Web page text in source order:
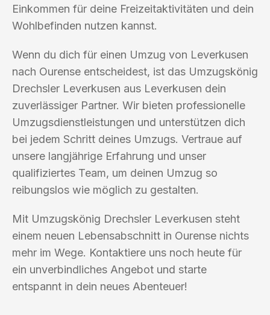
Einkommen für deine Freizeitaktivitäten und dein
Wohlbefinden nutzen kannst.
Wenn du dich für einen Umzug von Leverkusen
nach Ourense entscheidest, ist das Umzugskönig
Drechsler Leverkusen aus Leverkusen dein
zuverlässiger Partner. Wir bieten professionelle
Umzugsdienstleistungen und unterstützen dich
bei jedem Schritt deines Umzugs. Vertraue auf
unsere langjährige Erfahrung und unser
qualifiziertes Team, um deinen Umzug so
reibungslos wie möglich zu gestalten.
Mit Umzugskönig Drechsler Leverkusen steht
einem neuen Lebensabschnitt in Ourense nichts
mehr im Wege. Kontaktiere uns noch heute für
ein unverbindliches Angebot und starte
entspannt in dein neues Abenteuer!